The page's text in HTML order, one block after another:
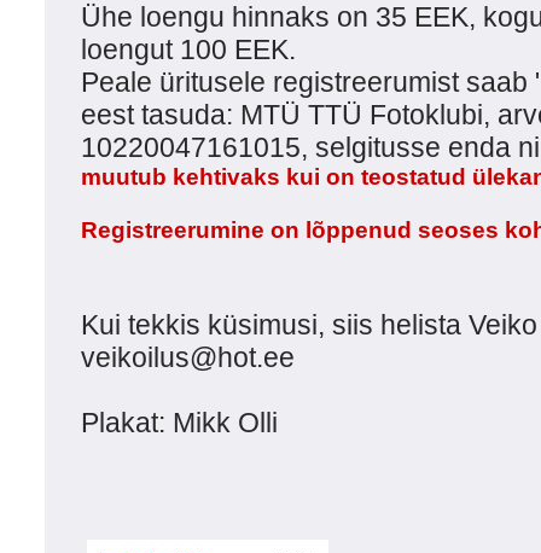
Ühe loengu hinnaks on 35 EEK,
loengut 100 EEK.
Peale üritusele registreerumist saab
eest tasuda: MTÜ TTÜ Fotoklubi,
10220047161015, selgitusse enda
muutub kehtivaks kui on teostatud
Registreerumine on lõppenud seoses
Kui tekkis küsimusi, siis helista
veikoilus@hot.ee
Plakat: Mikk Olli